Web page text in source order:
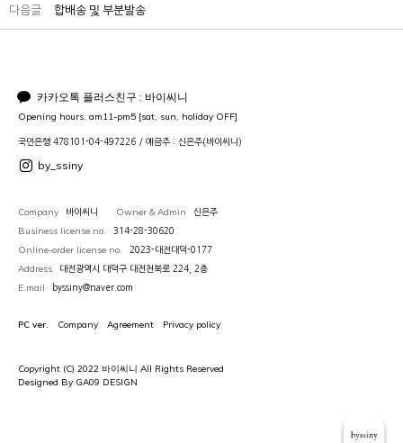
다음글 합배송 및 부분발송
카카오톡 플러스친구 : 바이씨니
Opening hours. am11-pm5 [sat, sun, holiday OFF]
국민은행 478101-04-497226 / 예금주 : 신은주(바이씨니)
by_ssiny
Company 바이씨니 Owner & Admin 신은주
Business license no. 314-28-30620
Online-order license no. 2023-대전대덕-0177
Address 대전광역시 대덕구 대전천북로 224, 2층
E.mail byssiny@naver.com
PC ver. Company Agreement Privacy policy
Copyright (C) 2022 바이씨니 All Rights Reserved
Designed By GA09 DESIGN